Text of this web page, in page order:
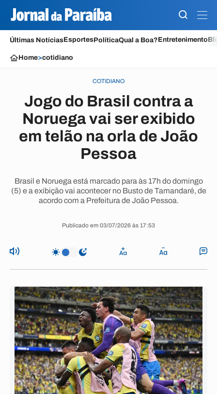
Últimas NotíciasEsportesPolíticaQual a Boa?Entretenimento
Home>cotidiano
COTIDIANO
Jogo do Brasil contra a
Noruega vai ser exibido
em telão na orla de João
Pessoa
Brasil e Noruega está marcado para às 17h do domingo
(5) e a exibição vai acontecer no Busto de Tamandaré, de
acordo com a Prefeitura de João Pessoa.
Publicado em 03/07/2026 às 17:53